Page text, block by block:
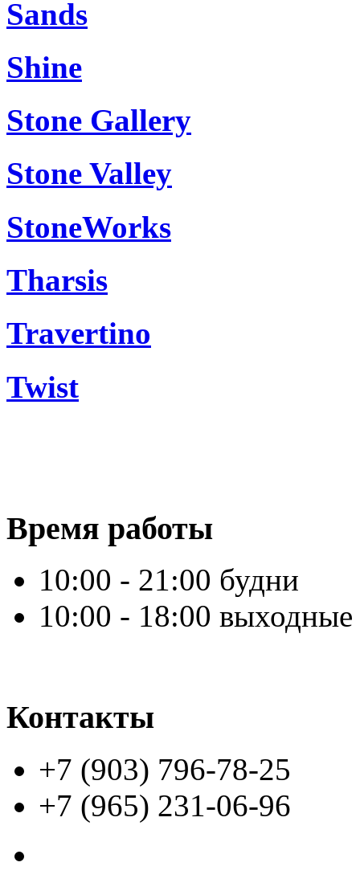
Sands
Shine
Stone Gallery
Stone Valley
StoneWorks
Tharsis
Travertino
Twist
Время работы
10:00 - 21:00 будни
10:00 - 18:00 выходные
Контакты
+7 (903) 796-78-25
+7 (965) 231-06-96